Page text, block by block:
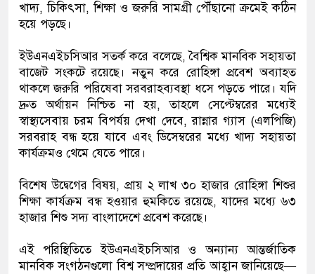
খাদ্য, চিকিৎসা, শিক্ষা ও জরুরি সামগ্রী পৌঁছানো ক্রমেই কঠিন
হয়ে পড়ছে।
ইউএনএইচসিআর সতর্ক করে বলেছে, বৈশ্বিক মানবিক সহায়তা
বাজেট সংকটে রয়েছে। নতুন করে রোহিঙ্গা প্রবেশ অব্যাহত
থাকলে জরুরি পরিষেবা সরবরাহব্যবস্থা ধসে পড়তে পারে। যদি
দ্রুত অর্থায়ন নিশ্চিত না হয়, তাহলে সেপ্টেম্বরের মধ্যেই
স্বাস্থ্যসেবায় চরম বিপর্যয় দেখা দেবে, রান্নার গ্যাস (এলপিজি)
সরবরাহ বন্ধ হয়ে যাবে এবং ডিসেম্বরের মধ্যে খাদ্য সহায়তা
কার্যক্রমও থেমে যেতে পারে।
বিশেষ উদ্বেগের বিষয়, প্রায় ২ লাখ ৩০ হাজার রোহিঙ্গা শিশুর
শিক্ষা কার্যক্রম বন্ধ হওয়ার হুমকিতে রয়েছে, যাদের মধ্যে ৬৩
হাজার শিশু সদ্য বাংলাদেশে প্রবেশ করেছে।
এই পরিস্থিতিতে ইউএনএইচসিআর ও অন্যান্য আন্তর্জাতিক
মানবিক সংগঠনগুলো বিশ্ব সম্প্রদায়ের প্রতি আহ্বান জানিয়েছে—